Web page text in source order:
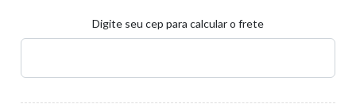
Digite seu cep para calcular o frete